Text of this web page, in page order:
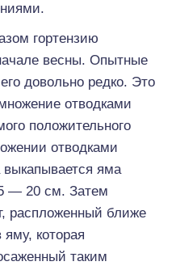
гортензию
весны. Опытные
довольно редко. Это
отводками
положительного
отводками
выкапывается яма
— 20 см. Затем
распложенный ближе
которая
таким